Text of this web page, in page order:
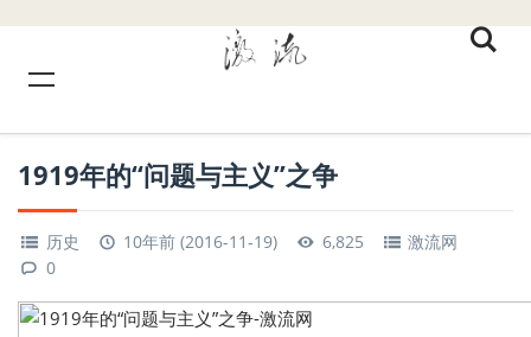
1919年的“问题与主义”之争
历史 10年前 (2016-11-19) 6,825
激流网
0